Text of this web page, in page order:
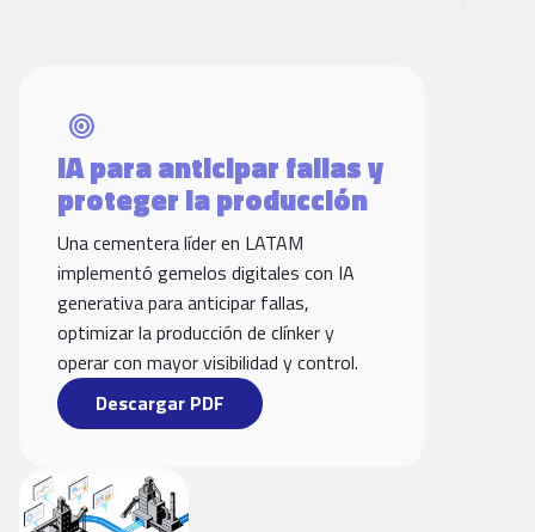
target
IA para anticipar fallas y
proteger la producción
Una cementera líder en LATAM
implementó gemelos digitales con IA
generativa para anticipar fallas,
optimizar la producción de clínker y
operar con mayor visibilidad y control.
Descargar PDF